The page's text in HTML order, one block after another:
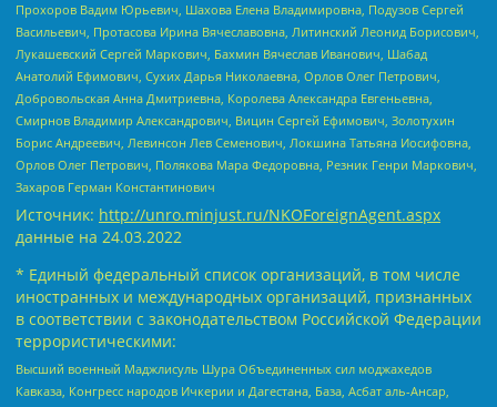
Прохоров Вадим Юрьевич, Шахова Елена Владимировна, Подузов Сергей
Васильевич, Протасова Ирина Вячеславовна, Литинский Леонид Борисович,
Лукашевский Сергей Маркович, Бахмин Вячеслав Иванович, Шабад
Анатолий Ефимович, Сухих Дарья Николаевна, Орлов Олег Петрович,
Добровольская Анна Дмитриевна, Королева Александра Евгеньевна,
Смирнов Владимир Александрович, Вицин Сергей Ефимович, Золотухин
Борис Андреевич, Левинсон Лев Семенович, Локшина Татьяна Иосифовна,
Орлов Олег Петрович, Полякова Мара Федоровна, Резник Генри Маркович,
Захаров Герман Константинович
Источник: http://unro.minjust.ru/NKOForeignAgent.aspx
данные на 24.03.2022
* Единый федеральный список организаций, в том числе
иностранных и международных организаций, признанных
в соответствии с законодательством Российской Федерации
террористическими:
Высший военный Маджлисуль Шура Объединенных сил моджахедов
Кавказа, Конгресс народов Ичкерии и Дагестана, База, Асбат аль-Ансар,